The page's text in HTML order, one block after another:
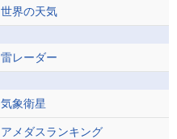
世界の天気
雷レーダー
気象衛星
アメダスランキング